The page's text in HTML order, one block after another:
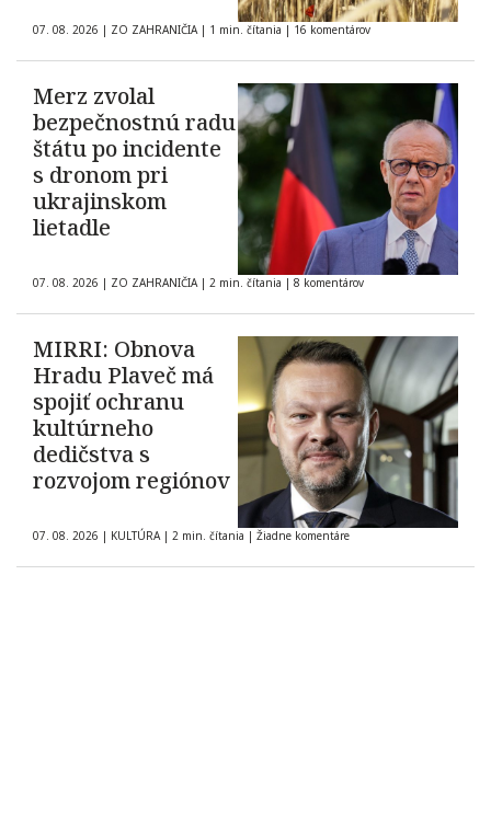
07. 08. 2026 | ZO ZAHRANIČIA | 1 min. čítania | 16 komentárov
Merz zvolal
bezpečnostnú radu
štátu po incidente
s dronom pri
ukrajinskom
lietadle
07. 08. 2026 | ZO ZAHRANIČIA | 2 min. čítania | 8 komentárov
MIRRI: Obnova
Hradu Plaveč má
spojiť ochranu
kultúrneho
dedičstva s
rozvojom regiónov
07. 08. 2026 | KULTÚRA | 2 min. čítania | Žiadne komentáre